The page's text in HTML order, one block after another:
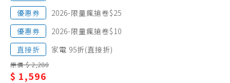
筋膜槍
眼部、頭部按摩
肩頸、腰臀按摩
腿部、足部按摩
泡腳機
優惠券
2026-限量瘋搶卷$25
優惠券
2026-限量瘋搶卷$10
直接折
家電 95折(直接折)
原價 $ 2,280
$ 1,596